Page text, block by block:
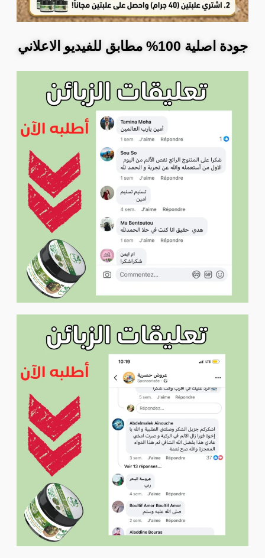
جودة اصلية 100% مطابق للفيديو الاعلاني